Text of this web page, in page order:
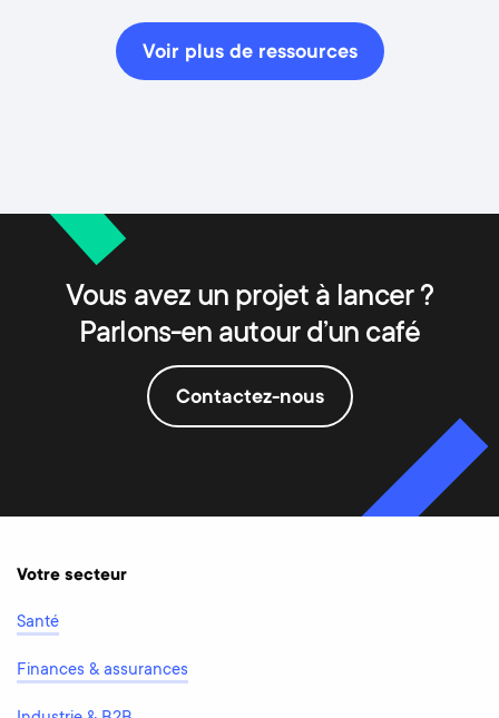
Voir plus de ressources
Vous avez un projet à lancer ?
Parlons-en autour d’un café
Contactez-nous
Votre secteur
Santé
Finances & assurances